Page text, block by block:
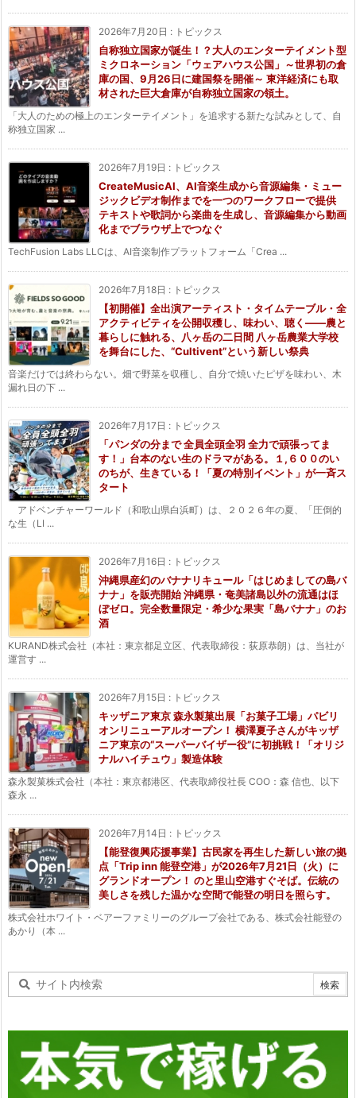
2026年7月20日 : トピックス
自称独立国家が誕生！？大人のエンターテイメント型
ミクロネーション「ウェアハウス公国」～世界初の倉
庫の国、9月26日に建国祭を開催～ 東洋経済にも取
材された巨大倉庫が自称独立国家の領土。
「大人のための極上のエンターテイメント」を追求する新たな試みとして、自
称独立国家 ...
2026年7月19日 : トピックス
CreateMusicAI、AI音楽生成から音源編集・ミュー
ジックビデオ制作までを一つのワークフローで提供
テキストや歌詞から楽曲を生成し、音源編集から動画
化までブラウザ上でつなぐ
TechFusion Labs LLCは、AI音楽制作プラットフォーム「Crea ...
2026年7月18日 : トピックス
【初開催】全出演アーティスト・タイムテーブル・全
アクティビティを公開収穫し、味わい、聴く——農と
暮らしに触れる、八ヶ岳の二日間 八ヶ岳農業大学校
を舞台にした、“Cultivent”という新しい祭典
音楽だけでは終わらない。畑で野菜を収穫し、自分で焼いたピザを味わい、木
漏れ日の下 ...
2026年7月17日 : トピックス
「パンダの分まで 全員全頭全羽 全力で頑張ってま
す！」台本のない生のドラマがある。１,６００のい
のちが、生きている！「夏の特別イベント」が一斉ス
タート
アドベンチャーワールド（和歌山県白浜町）は、２０２６年の夏、「圧倒的
な生（LI ...
2026年7月16日 : トピックス
沖縄県産幻のバナナリキュール「はじめましての島バ
ナナ」を販売開始 沖縄県・奄美諸島以外の流通はほ
ぼゼロ。完全数量限定・希少な果実「島バナナ」のお
酒
KURAND株式会社（本社：東京都足立区、代表取締役：荻原恭朗）は、当社が
運営す ...
2026年7月15日 : トピックス
キッザニア東京 森永製菓出展「お菓子工場」パビリ
オンリニューアルオープン！ 横澤夏子さんがキッザ
ニア東京の“スーパーバイザー役”に初挑戦！「オリジ
ナルハイチュウ」製造体験
森永製菓株式会社（本社：東京都港区、代表取締役社長 COO：森 信也、以下
森永 ...
2026年7月14日 : トピックス
【能登復興応援事業】古民家を再生した新しい旅の拠
点「Trip inn 能登空港」が2026年7月21日（火）に
グランドオープン！ のと里山空港すぐそば。伝統の
美しさを残した温かな空間で能登の明日を照らす。
株式会社ホワイト・ベアーファミリーのグループ会社である、株式会社能登の
あかり（本 ...